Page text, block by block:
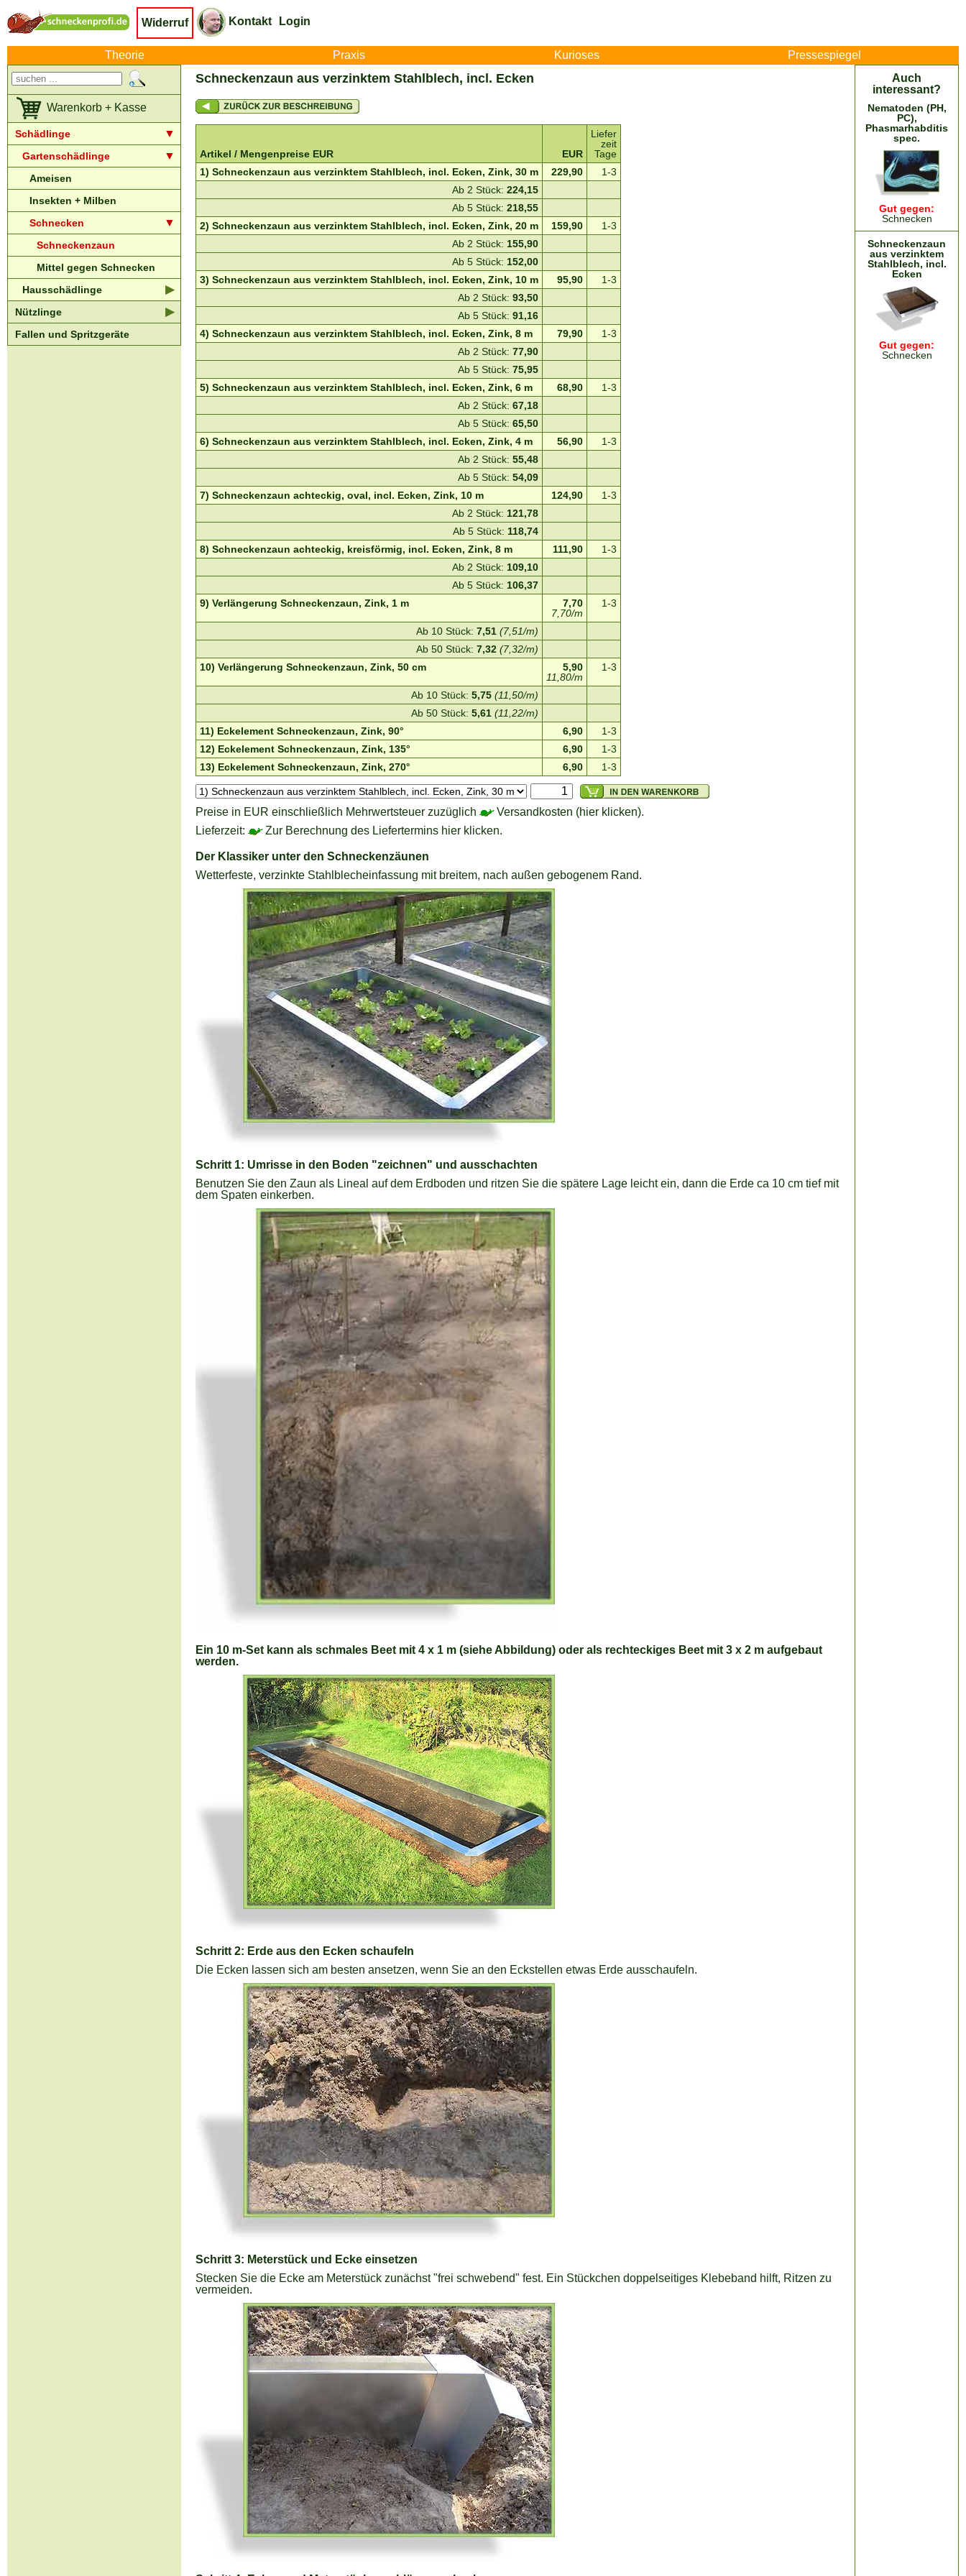
Widerruf Kontakt Login
Schneckenzaun aus verzinktem Stahlblech, incl. Ecken
Artikel / Mengenpreise EUR EUR
Liefer
zeit
Tage
1) Schneckenzaun aus verzinktem Stahlblech, incl. Ecken, Zink, 30 m
229,90
1-3
Ab 2 Stück: 224,15
Ab 5 Stück: 218,55
2) Schneckenzaun aus verzinktem Stahlblech, incl. Ecken, Zink, 20 m
159,90
1-3
Ab 2 Stück: 155,90
Ab 5 Stück: 152,00
3) Schneckenzaun aus verzinktem Stahlblech, incl. Ecken, Zink, 10 m
95,90
1-3
Ab 2 Stück: 93,50
Ab 5 Stück: 91,16
4) Schneckenzaun aus verzinktem Stahlblech, incl. Ecken, Zink, 8 m
79,90
1-3
Ab 2 Stück: 77,90
Ab 5 Stück: 75,95
5) Schneckenzaun aus verzinktem Stahlblech, incl. Ecken, Zink, 6 m
68,90
1-3
Ab 2 Stück: 67,18
Ab 5 Stück: 65,50
6) Schneckenzaun aus verzinktem Stahlblech, incl. Ecken, Zink, 4 m
56,90
1-3
Ab 2 Stück: 55,48
Ab 5 Stück: 54,09
7) Schneckenzaun achteckig, oval, incl. Ecken, Zink, 10 m
124,90
1-3
Ab 2 Stück: 121,78
Ab 5 Stück: 118,74
8) Schneckenzaun achteckig, kreisförmig, incl. Ecken, Zink, 8 m
111,90
1-3
Ab 2 Stück: 109,10
Ab 5 Stück: 106,37
9) Verlängerung Schneckenzaun, Zink, 1 m
7,70
7,70/m
1-3
Ab 10 Stück: 7,51 (7,51/m)
Ab 50 Stück: 7,32 (7,32/m)
10) Verlängerung Schneckenzaun, Zink, 50 cm
5,90
11,80/m
1-3
Ab 10 Stück: 5,75 (11,50/m)
Ab 50 Stück: 5,61 (11,22/m)
11) Eckelement Schneckenzaun, Zink, 90°
6,90
1-3
12) Eckelement Schneckenzaun, Zink, 135°
6,90
1-3
13) Eckelement Schneckenzaun, Zink, 270°
6,90 1-3
Preise in EUR einschließlich Mehrwertsteuer zuzüglich
Versandkosten (hier klicken).
Lieferzeit:
Zur Berechnung des Liefertermins hier klicken.
Der Klassiker unter den Schneckenzäunen
Wetterfeste, verzinkte Stahlblecheinfassung mit breitem, nach außen gebogenem Rand.
Schritt 1: Umrisse in den Boden "zeichnen" und ausschachten
Benutzen Sie den Zaun als Lineal auf dem Erdboden und ritzen Sie die spätere Lage leicht ein, dann die Erde ca 10 cm tief mit
dem Spaten einkerben.
Ein 10 m-Set kann als schmales Beet mit 4 x 1 m (siehe Abbildung) oder als rechteckiges Beet mit 3 x 2 m aufgebaut
werden.
Schritt 2: Erde aus den Ecken schaufeln
Die Ecken lassen sich am besten ansetzen, wenn Sie an den Eckstellen etwas Erde ausschaufeln.
Schritt 3: Meterstück und Ecke einsetzen
Stecken Sie die Ecke am Meterstück zunächst "frei schwebend" fest. Ein Stückchen doppelseitiges Klebeband hilft, Ritzen zu
vermeiden.
Warenkorb + Kasse
Schädlinge ▼
Gartenschädlinge ▼
Ameisen
Insekten + Milben
Schnecken
▼
Schneckenzaun
Mittel gegen Schnecken
Hausschädlinge
▶
Nützlinge ▶
Fallen und Spritzgeräte
Auch
interessant?
Nematoden (PH,
PC),
Phasmarhabditis
spec.
Gut gegen:
Schnecken
Schneckenzaun
aus verzinktem
Stahlblech, incl.
Ecken
Gut gegen:
Schnecken
Theorie Praxis Kurioses Pressespiegel